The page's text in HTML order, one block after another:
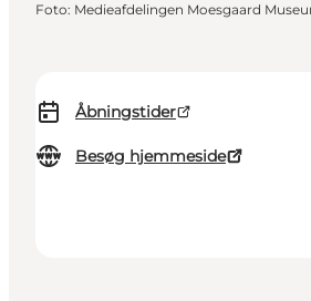
Åbningstider
Besøg hjemmeside
Foto: Medieafdelingen Moesgaard